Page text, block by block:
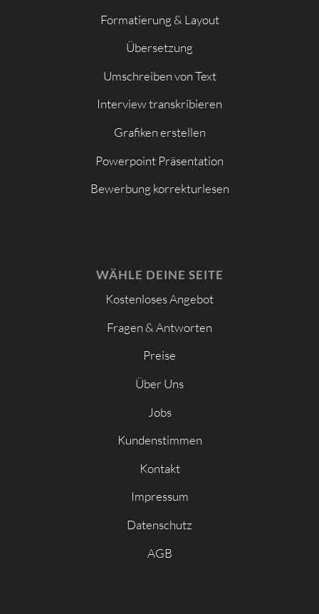
Formatierung & Layout
Übersetzung
Umschreiben von Text
Interview transkribieren
Grafiken erstellen
Powerpoint Präsentation
Bewerbung korrekturlesen
WÄHLE DEINE SEITE
Kostenloses Angebot
Fragen & Antworten
Preise
Über Uns
Jobs
Kundenstimmen
Kontakt
Impressum
Datenschutz
AGB